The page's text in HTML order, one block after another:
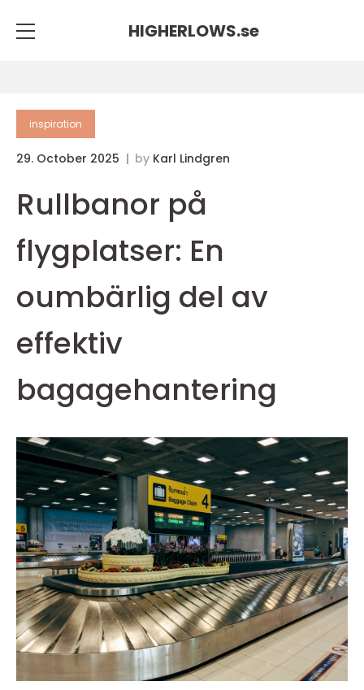
HIGHERLOWS.se
inspiration
29. October 2025 by Karl Lindgren
Rullbanor på
flygplatser: En
oumbärlig del av
effektiv
bagagehantering